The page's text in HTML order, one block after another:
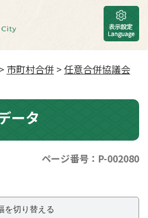
> 市町村合併 >任意合併協議会
ータ
ページ番号：P-002080
を切り替える